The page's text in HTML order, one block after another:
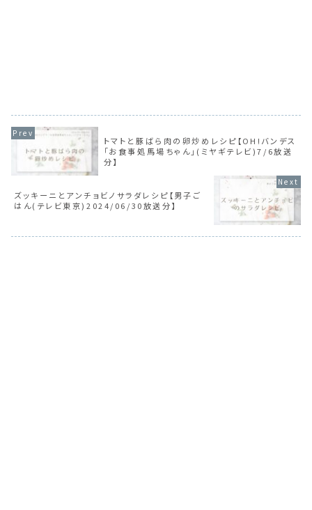
トマトと豚ばら肉の卵炒めレシピ【OH!バンデス
「お食事処馬場ちゃん」(ミヤギテレビ)7/6放送
分】
ズッキーニとアンチョビノサラダレシピ【男子ご
はん(テレビ東京)2024/06/30放送分】